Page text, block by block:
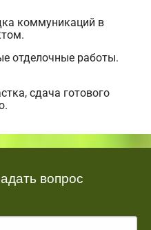
коммуникаций в
отделочные работы.
сдача готового
вопрос